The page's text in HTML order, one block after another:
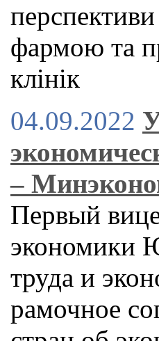
фармою та
клінік
04.09.2022
–
Первый
экономики
труда и
рамочное